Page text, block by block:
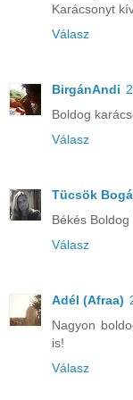
Karácsonyt
Válasz
BirgánAndi
Boldog
Válasz
Tücsök
Békés
Válasz
Adél (Afraa)
Nagyon
is!
Válasz